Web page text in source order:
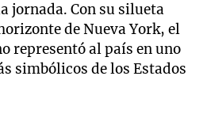
jornada. Con su silueta
de Nueva York, el
representó al país en uno
simbólicos de los Estados